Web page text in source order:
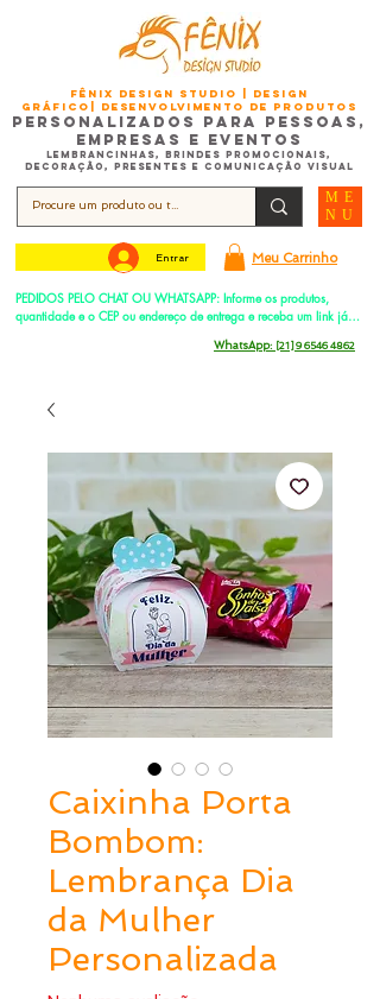
FÊNIX DESIGN STUDIO | Design
Gráfico| Desenvolvimento de Produtos
Personalizados para Pessoas,
Empresas e EventoS
Lembrancinhas, Brindes promocionais,
Decoração, Presentes e Comunicação Visual
PEDIDOS PELO CHAT OU WHATSAPP: Informe os produtos,
quantidade e o CEP ou endereço de entrega e receba um link já
ME
NU
Meu Carrinho
WhatsApp: [21] 9 6546 4862
Entrar
Caixinha Porta
Bombom:
Lembrança Dia
da Mulher
Personalizada